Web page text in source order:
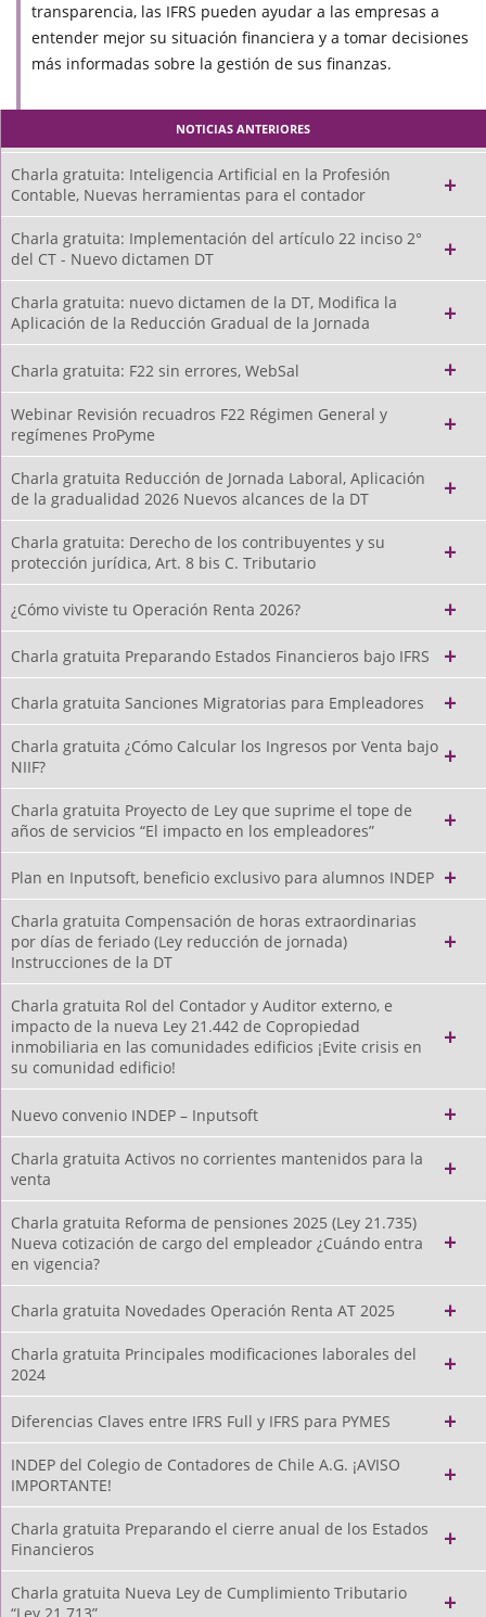
transparencia, las IFRS pueden ayudar a las empresas a
entender mejor su situación financiera y a tomar decisiones
más informadas sobre la gestión de sus finanzas.
NOTICIAS ANTERIORES
Charla gratuita: Inteligencia Artificial en la Profesión
Contable, Nuevas herramientas para el contador
Charla gratuita: Implementación del artículo 22 inciso 2°
del CT - Nuevo dictamen DT
Charla gratuita: nuevo dictamen de la DT, Modifica la
Aplicación de la Reducción Gradual de la Jornada
Charla gratuita: F22 sin errores, WebSal
Webinar Revisión recuadros F22 Régimen General y
regímenes ProPyme
Charla gratuita Reducción de Jornada Laboral, Aplicación
de la gradualidad 2026 Nuevos alcances de la DT
Charla gratuita: Derecho de los contribuyentes y su
protección jurídica, Art. 8 bis C. Tributario
¿Cómo viviste tu Operación Renta 2026?
Charla gratuita Preparando Estados Financieros bajo IFRS
Charla gratuita Sanciones Migratorias para Empleadores
Charla gratuita ¿Cómo Calcular los Ingresos por Venta bajo
NIIF?
Charla gratuita Proyecto de Ley que suprime el tope de
años de servicios “El impacto en los empleadores”
Plan en Inputsoft, beneficio exclusivo para alumnos INDEP
Charla gratuita Compensación de horas extraordinarias
por días de feriado (Ley reducción de jornada)
Instrucciones de la DT
Charla gratuita Rol del Contador y Auditor externo, e
impacto de la nueva Ley 21.442 de Copropiedad
inmobiliaria en las comunidades edificios ¡Evite crisis en
su comunidad edificio!
Nuevo convenio INDEP – Inputsoft
Charla gratuita Activos no corrientes mantenidos para la
venta
Charla gratuita Reforma de pensiones 2025 (Ley 21.735)
Nueva cotización de cargo del empleador ¿Cuándo entra
en vigencia?
Charla gratuita Novedades Operación Renta AT 2025
Charla gratuita Principales modificaciones laborales del
2024
Diferencias Claves entre IFRS Full y IFRS para PYMES
INDEP del Colegio de Contadores de Chile A.G. ¡AVISO
IMPORTANTE!
Charla gratuita Preparando el cierre anual de los Estados
Financieros
Charla gratuita Nueva Ley de Cumplimiento Tributario